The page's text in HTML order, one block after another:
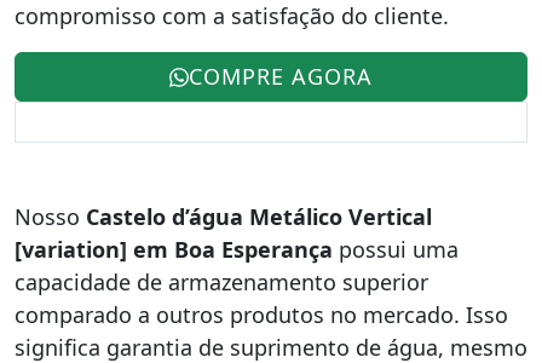
compromisso com a satisfação do cliente.
COMPRE AGORA
Nosso Castelo d’água Metálico Vertical
[variation] em Boa Esperança possui uma
capacidade de armazenamento superior
comparado a outros produtos no mercado. Isso
significa garantia de suprimento de água, mesmo